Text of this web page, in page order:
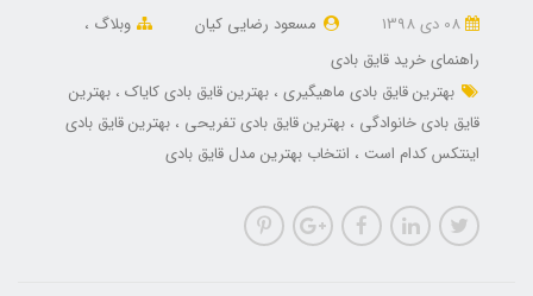
مسعود رضایی کیان
وبلاگ
راهنمای خرید قایق بادی
بهترین قایق بادی ماهیگیری بهترین قایق بادی کایاک بهترین
قایق بادی خانوادگی
بهترین قایق بادی تفریحی
بهترین قایق بادی
اینتکس کدام است
انتخاب بهترین مدل قایق بادی